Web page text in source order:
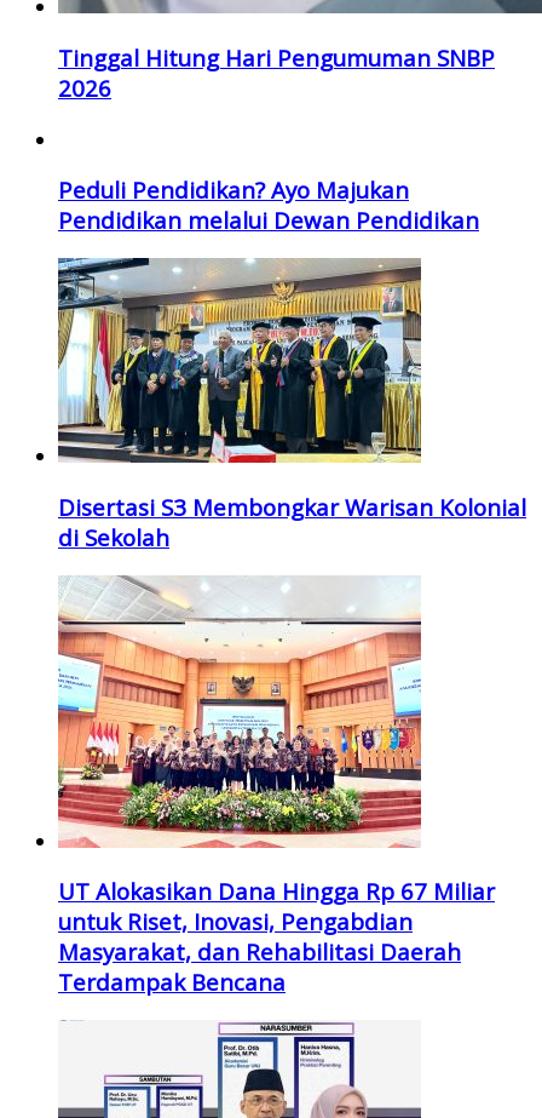
Tinggal Hitung Hari Pengumuman SNBP
2026
Peduli Pendidikan? Ayo Majukan
Pendidikan melalui Dewan Pendidikan
Disertasi S3 Membongkar Warisan Kolonial
di Sekolah
UT Alokasikan Dana Hingga Rp 67 Miliar
untuk Riset, Inovasi, Pengabdian
Masyarakat, dan Rehabilitasi Daerah
Terdampak Bencana